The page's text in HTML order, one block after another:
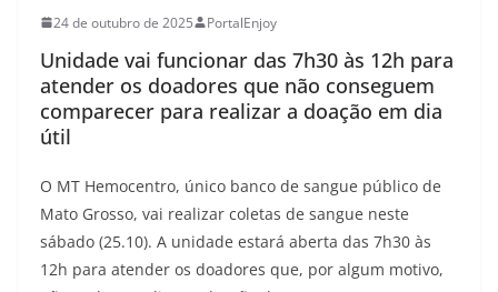
24 de outubro de 2025 PortalEnjoy
Unidade vai funcionar das 7h30 às 12h para
atender os doadores que não conseguem
comparecer para realizar a doação em dia
útil
O MT Hemocentro, único banco de sangue público de
Mato Grosso, vai realizar coletas de sangue neste
sábado (25.10). A unidade estará aberta das 7h30 às
12h para atender os doadores que, por algum motivo,